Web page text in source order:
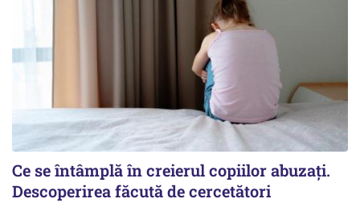
Ce se întâmplă în creierul copiilor abuzați.
Descoperirea făcută de cercetători